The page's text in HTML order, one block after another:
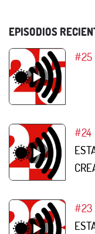
EPISODIOS
#25
#24
#23